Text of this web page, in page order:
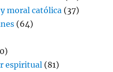
moral católica (37)
(64)
espiritual (81)